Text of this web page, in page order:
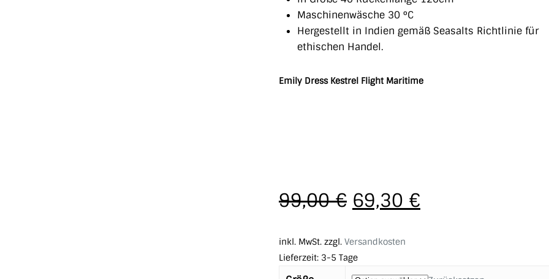
Maschinenwäsche 30 °C
Hergestellt in Indien gemäß Seasalts Richtlinie für
ethischen Handel.
Emily Dress Kestrel Flight Maritime
99,00€ 69,30 €
inkl. MwSt. zzgl. Versandkosten
Lieferzeit: 3-5 Tage